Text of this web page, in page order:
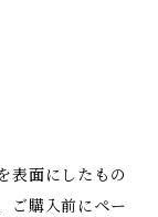
表面にしたもの
ご購入前にペー